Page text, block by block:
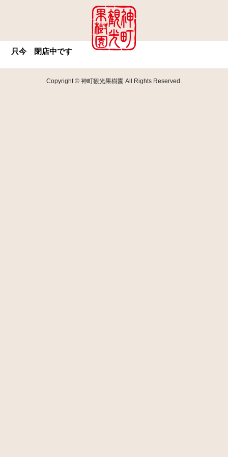
只今 閉店中です
Copyright © 神町観光果樹園 All Rights Reserved.